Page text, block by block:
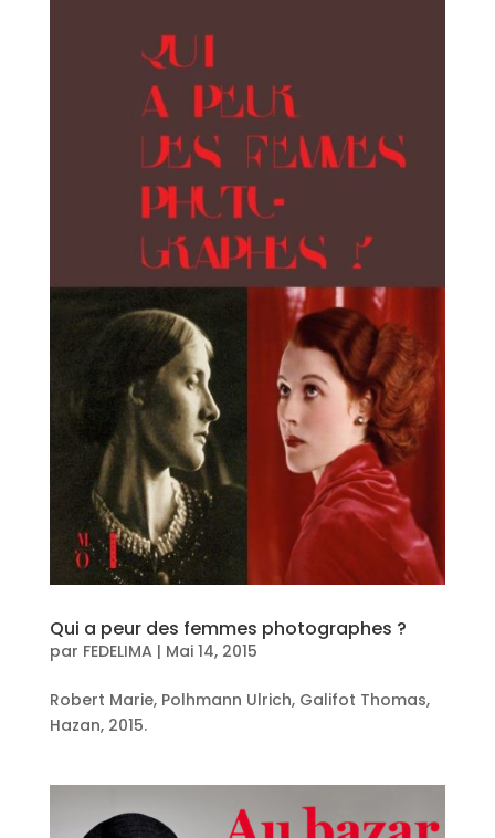
Qui a peur des femmes photographes ?
par FEDELIMA | Mai 14, 2015
Robert Marie, Polhmann Ulrich, Galifot Thomas,
Hazan, 2015.